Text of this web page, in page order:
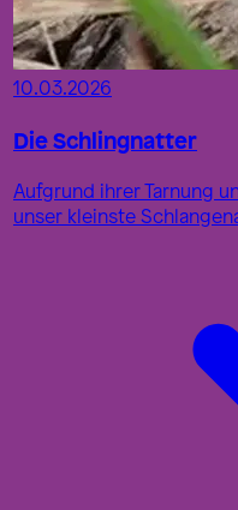
10.03.2026
Die Schlingnatter
Aufgrund ihrer Tarnung
unser kleinste